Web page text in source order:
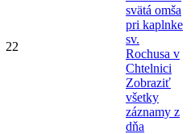
22
svätá omša
pri kaplnke
sv.
Rochusa v
Chtelnici
Zobraziť
všetky
záznamy z
dňa